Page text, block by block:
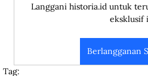
Langgani historia.id untuk
eksklusif
Berlangganan
Tag: